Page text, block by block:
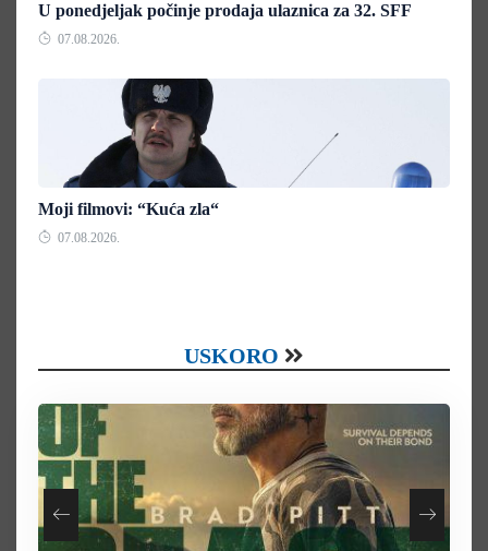
U ponedjeljak počinje prodaja ulaznica za 32. SFF
07.08.2026.
Moji filmovi: “Kuća zla“
07.08.2026.
USKORO